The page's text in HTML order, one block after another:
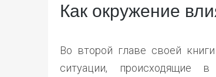
Как окружение
Во второй главе своей
ситуации, происходящие